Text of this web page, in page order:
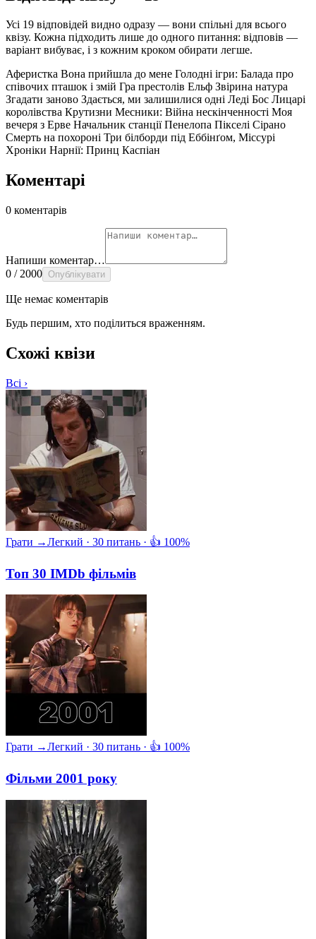
Усі 19 відповідей видно одразу — вони спільні для всього
квізу. Кожна підходить лише до одного питання: відповів —
варіант вибуває, і з кожним кроком обирати легше.
Аферистка Вона прийшла до мене Голодні ігри: Балада про
співочих пташок і змій Гра престолів Ельф Звірина натура
Згадати заново Здається, ми залишилися одні Леді Бос Лицарі
королівства Крутизни Месники: Війна нескінченності Моя
вечеря з Ерве Начальник станціїПенелопа Пікселі Сірано
Смерть на похороні Три білборди під Еббінґом, Міссурі
Хроніки Нарнії: Принц Каспіан
Коментарі
0 коментарів
Напиши коментар…
0 / 2000 Опублікувати
Ще немає коментарів
Будь першим, хто поділиться враженням.
Схожі квізи
Всі ›
Грати →Легкий · 30 питань · 👍 100%
Топ 30 IMDb фільмів
Грати →Легкий · 30 питань · 👍 100%
Фільми 2001 року